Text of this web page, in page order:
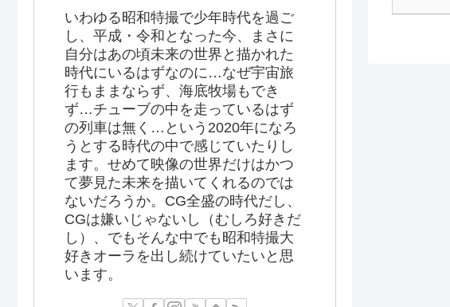
いわゆる昭和特撮で少年時代を過ご
し、平成・令和となった今、まさに
自分はあの頃未来の世界と描かれた
時代にいるはずなのに…なぜ宇宙旅
行もままならず、海底牧場もでき
ず…チューブの中を走っているはず
の列車は無く…という2020年になろ
うとする時代の中で感じていたりし
ます。せめて映像の世界だけはかつ
て夢見た未来を描いてくれるのでは
ないだろうか。CG全盛の時代だし、
CGは嫌いじゃないし（むしろ好きだ
し）、でもそんな中でも昭和特撮大
好きオーラを出し続けていたいと思
います。